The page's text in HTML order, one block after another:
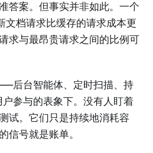
答案。但事实并非如此。一个
文档请求比缓存的请求成本更
求与最昂贵请求之间的比例可
后台智能体、定时扫描、持
参与的表象下。没有人盯着
试。它们只是持续地消耗容
信号就是账单。